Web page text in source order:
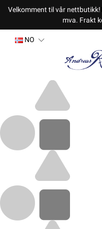
Velkomment til vår nettbutikk!
mva. Frakt
NO